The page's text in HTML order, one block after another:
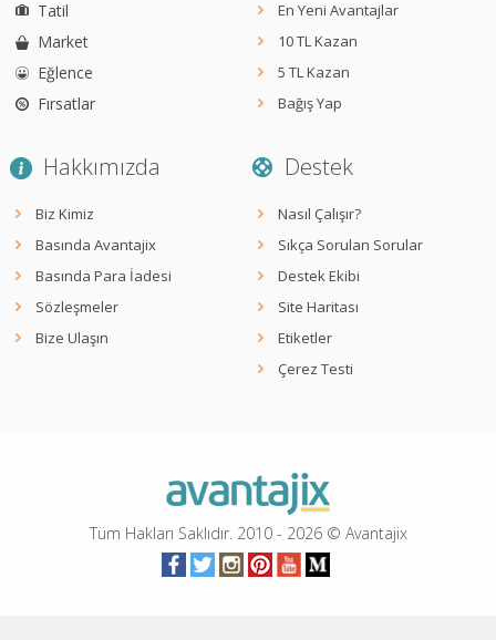
Tatil
Market
Eğlence
Fırsatlar
En Yeni Avantajlar
10 TL Kazan
5 TL Kazan
Bağış Yap
Hakkımızda
Biz Kimiz
Basında Avantajix
Basında Para İadesi
Sözleşmeler
Bize Ulaşın
Destek
Nasıl Çalışır?
Sıkça Sorulan Sorular
Destek Ekibi
Site Haritası
Etiketler
Çerez Testi
Tüm Hakları Saklıdır. 2010 - 2026© Avantajix